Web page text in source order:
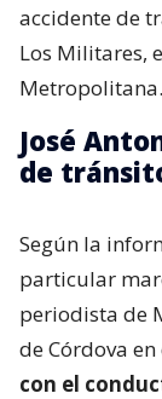
accidente de
Los Militares,
Metropolitana.
José
de
Según la
particular
periodista de
de Córdova
con el